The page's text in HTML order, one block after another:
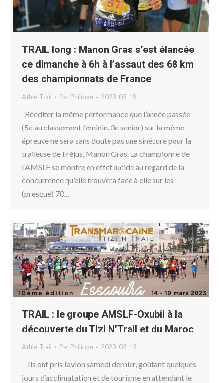
TRAIL long : Manon Gras s’est élancée
ce dimanche à 6h à l’assaut des 68 km
des championnats de France
Athlé-Trail Par Philippe 2023-03-19
Rééditer la même performance que l’année passée
(5e au classement féminin, 3e senior) sur la même
épreuve ne sera sans doute pas une sinécure pour la
traileuse de Fréjus, Manon Gras. La championne de
l’AMSLF se montre en effet lucide au regard de la
concurrence qu’elle trouvera face à elle sur les
(presque) 70…
TRAIL : le groupe AMSLF-Oxubii à la
découverte du Tizi N’Trail et du Maroc
Athlé-Trail Par Philippe 2023-03-15
Ils ont pris l’avion samedi dernier, goûtant quelques
jours d’acclimatation et de tourisme en attendant le